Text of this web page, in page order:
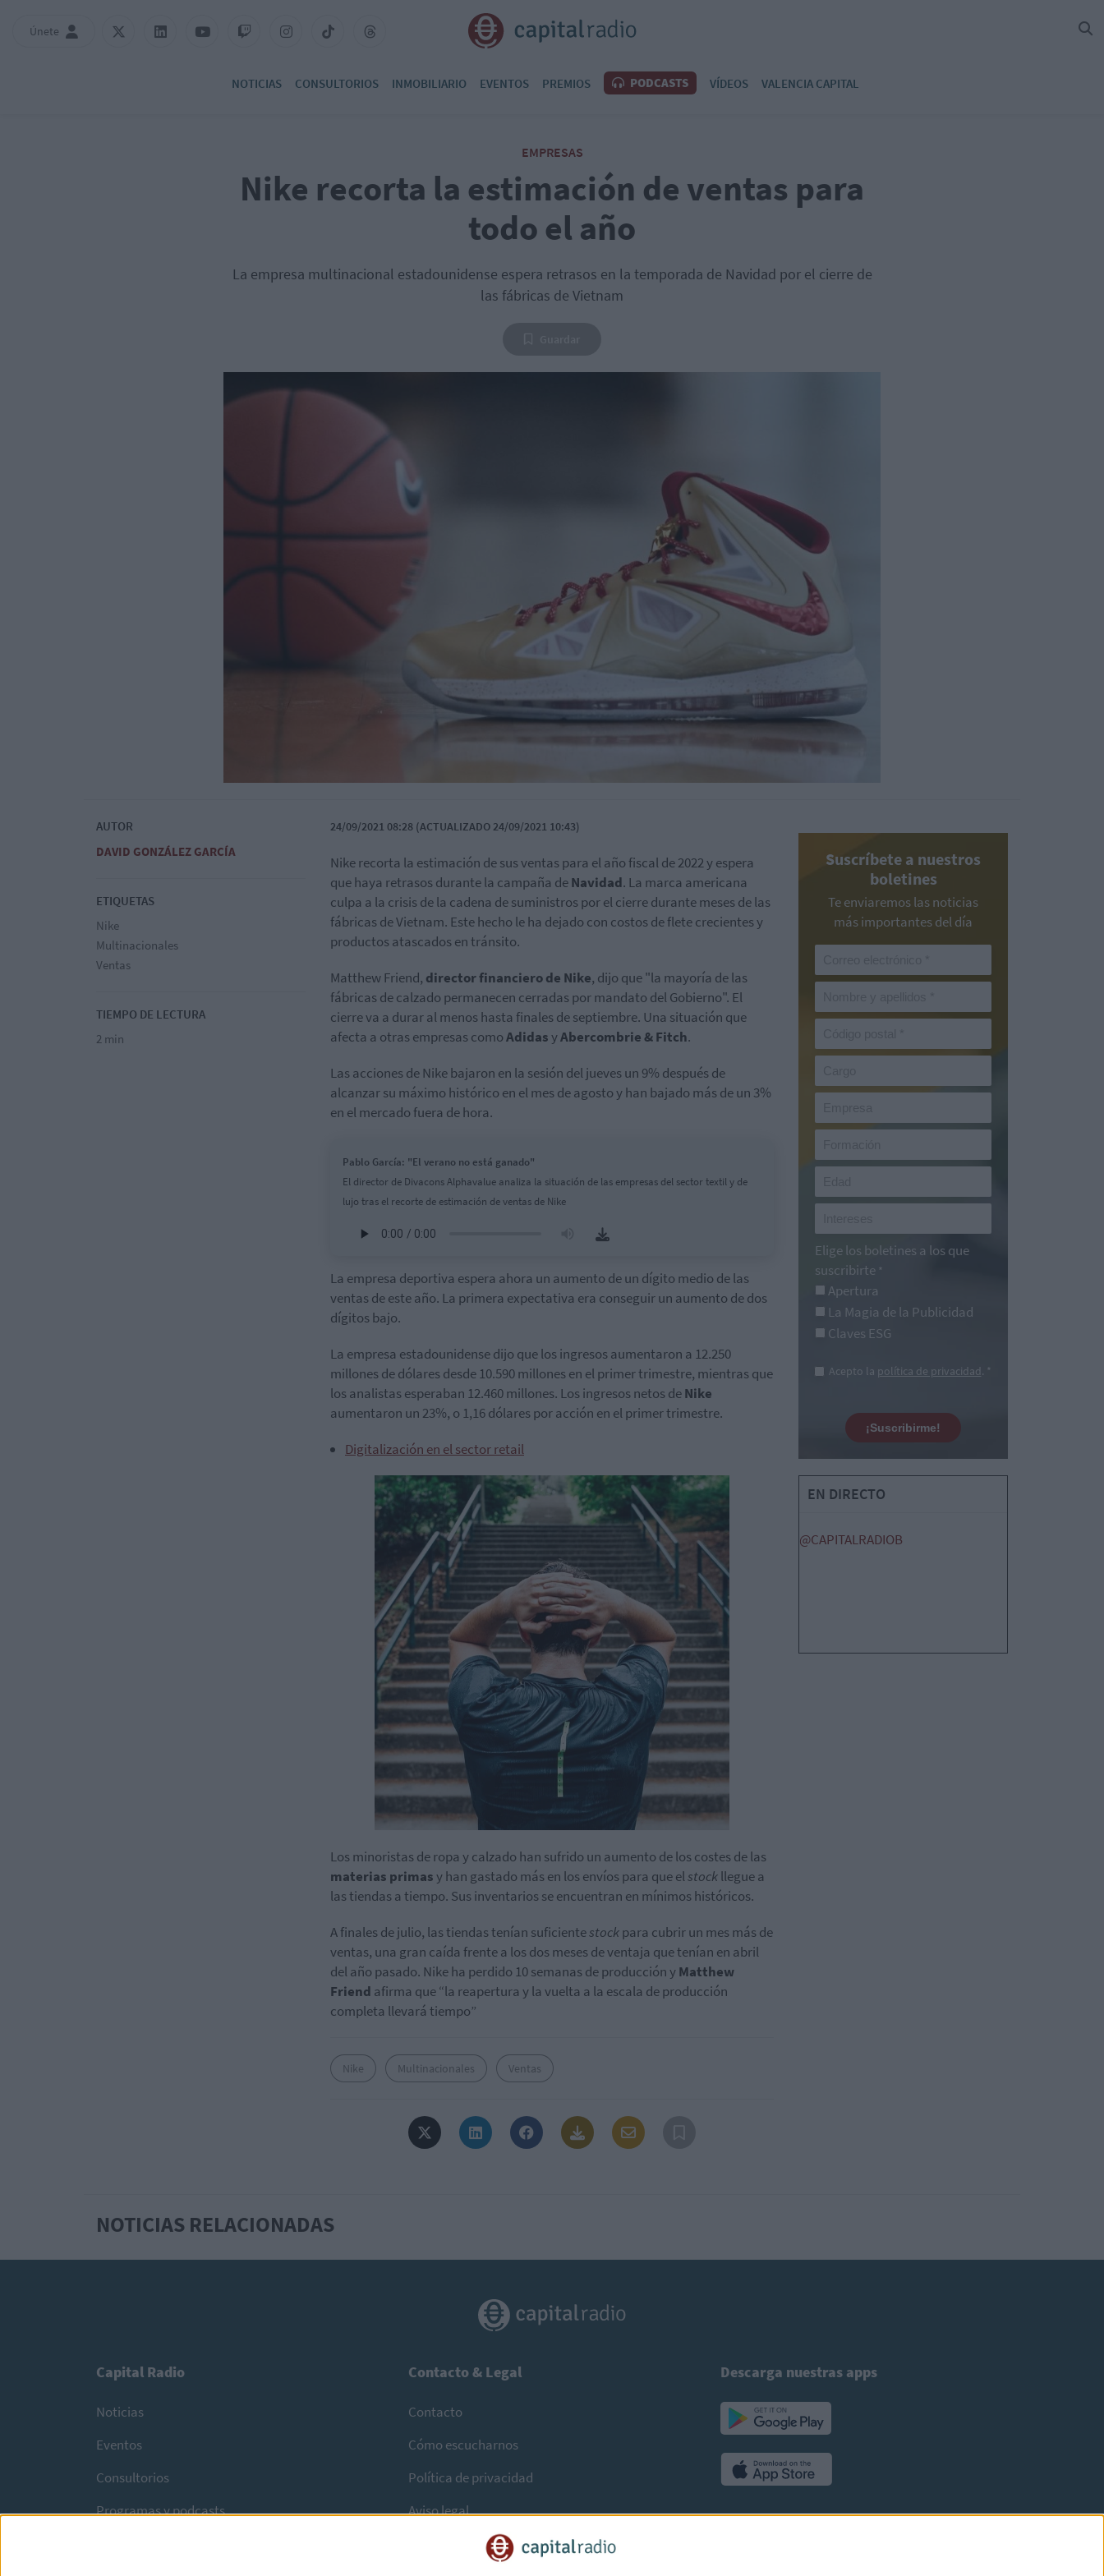
Únete
NOTICIAS CONSULTORIOS INMOBILIARIO EVENTOS PREMIOS PODCASTS VÍDEOS VALENCIA CAPITAL
EMPRESAS
Nike recorta la estimación de ventas para
todo el año
La empresa multinacional estadounidense espera retrasos en la temporada de Navidad por el cierre de
las fábricas de Vietnam
AUTOR
DAVID GONZÁLEZ GARCÍA
ETIQUETAS
Nike
Multinacionales
Ventas
TIEMPO DE LECTURA
2 min
24/09/2021 08:28 (ACTUALIZADO 24/09/2021 10:43)
Nike recorta la estimación de sus ventas para el año fiscal de 2022 y espera
que haya retrasos durante la campaña deNavidad. La marca americana
culpa a la crisis de la cadena de suministros por el cierre durante meses de las
fábricas de Vietnam. Este hecho le ha dejado con costos de flete crecientes y
productos atascados en tránsito.
Matthew Friend, director financiero de Nike, dijo que "la mayoría de las
fábricas de calzado permanecen cerradas por mandato del Gobierno". El
cierre va a durar al menos hasta finales de septiembre. Una situación que
afecta a otras empresas comoAdidasyAbercombrie & Fitch.
Las acciones de Nike bajaron en la sesión del jueves un 9% después de
alcanzar su máximo histórico en el mes de agosto y han bajado más de un 3%
en el mercado fuera de hora.
Pablo García: "El verano no está ganado"
El director de Divacons Alphavalue analiza la situación de las empresas del sector textil y de
lujo tras el recorte de estimación de ventas de Nike
La empresa deportiva espera ahora un aumento de un dígito medio de las
ventas de este año. La primera expectativa era conseguir un aumento de dos
dígitos bajo.
La empresa estadounidense dijo que los ingresos aumentaron a 12.250
millones de dólares desde 10.590 millones en el primer trimestre, mientras que
los analistas esperaban 12.460 millones. Los ingresos netos deNike
aumentaron un 23%, o 1,16 dólares por acción en el primer trimestre.
Digitalización en el sector retail
Los minoristas de ropa y calzado han sufrido un aumento de los costes de las
materias primasy han gastado más en los envíos para que elstockllegue a
las tiendas a tiempo. Sus inventarios se encuentran en mínimos históricos.
A finales de julio, las tiendas tenían suficientestockpara cubrir un mes más de
ventas, una gran caída frente a los dos meses de ventaja que tenían en abril
del año pasado. Nike ha perdido 10 semanas de producción yMatthew
Friend afirma que “la reapertura y la vuelta a la escala de producción
completa llevará tiempo”
Nike Multinacionales Ventas
Suscríbete a nuestros
boletines
Te enviaremos las noticias
más importantes del día
Elige los boletines a los que
suscribirte *
Apertura
La Magia de la Publicidad
Claves ESG
Acepto la política de privacidad. *
¡Suscribirme!
EN DIRECTO
@CAPITALRADIOB
NOTICIAS RELACIONADAS
Capital Radio
Noticias
Eventos
Consultorios
Programas y podcasts
Contacto & Legal
Contacto
Cómo escucharnos
Política de privacidad
Aviso legal
Descarga nuestras apps